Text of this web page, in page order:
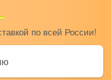
по всей России!